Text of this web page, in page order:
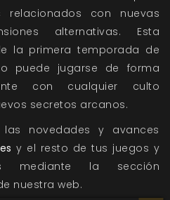
relacionados con nuevas
alternativas. Esta
la primera temporada de
puede jugarse de forma
con cualquier culto
secretos arcanos.
novedades y avances
y el resto de tus juegos y
mediante la sección
nuestra web.